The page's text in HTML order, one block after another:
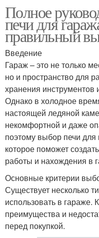
Полное
печи для
правильный
Введение
Гараж – это не только
но и пространство для
хранения инструментов
Однако в холодное
настоящей ледяной
некомфортной и даже
поэтому выбор печи
которое поможет
работы и нахождения в
Основные критерии
Существует несколько
использовать в гараже.
преимущества и
перед покупкой.